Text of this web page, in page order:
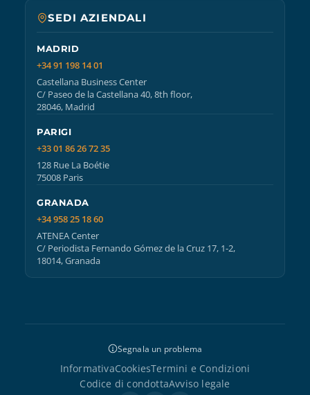
SEDI AZIENDALI
MADRID
+34 91 198 14 01
Castellana Business Center
C/ Paseo de la Castellana 40, 8th floor,
28046, Madrid
PARIGI
+33 01 86 26 72 35
128 Rue La Boétie
75008 Paris
GRANADA
+34 958 25 18 60
ATENEA Center
C/ Periodista Fernando Gómez de la Cruz 17, 1-2,
18014, Granada
Segnala un problema
InformativaCookiesTermini e Condizioni
Codice di condottaAvviso legale